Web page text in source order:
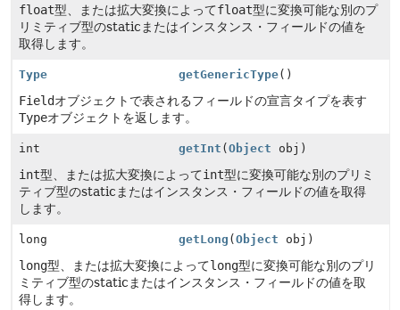
float型、または拡大変換によってfloat型に変換可能な別のプ
リミティブ型のstaticまたはインスタンス・フィールドの値を
取得します。
Type getGenericType()
Fieldオブジェクトで表されるフィールドの宣言タイプを表す
Typeオブジェクトを返します。
int getInt (Object obj)
int型、または拡大変換によってint型に変換可能な別のプリミ
ティブ型のstaticまたはインスタンス・フィールドの値を取得
します。
long getLong (Object obj)
long型、または拡大変換によってlong型に変換可能な別のプリ
ミティブ型のstaticまたはインスタンス・フィールドの値を取
得します。